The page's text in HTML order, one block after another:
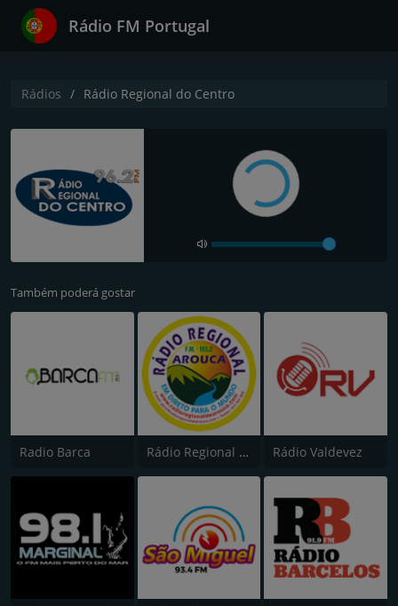
Rádio FM Portugal
Rádios Rádio Regional do Centro
Também poderá gostar
Radio Barca Rádio Regional de Arouca Rádio Valdevez